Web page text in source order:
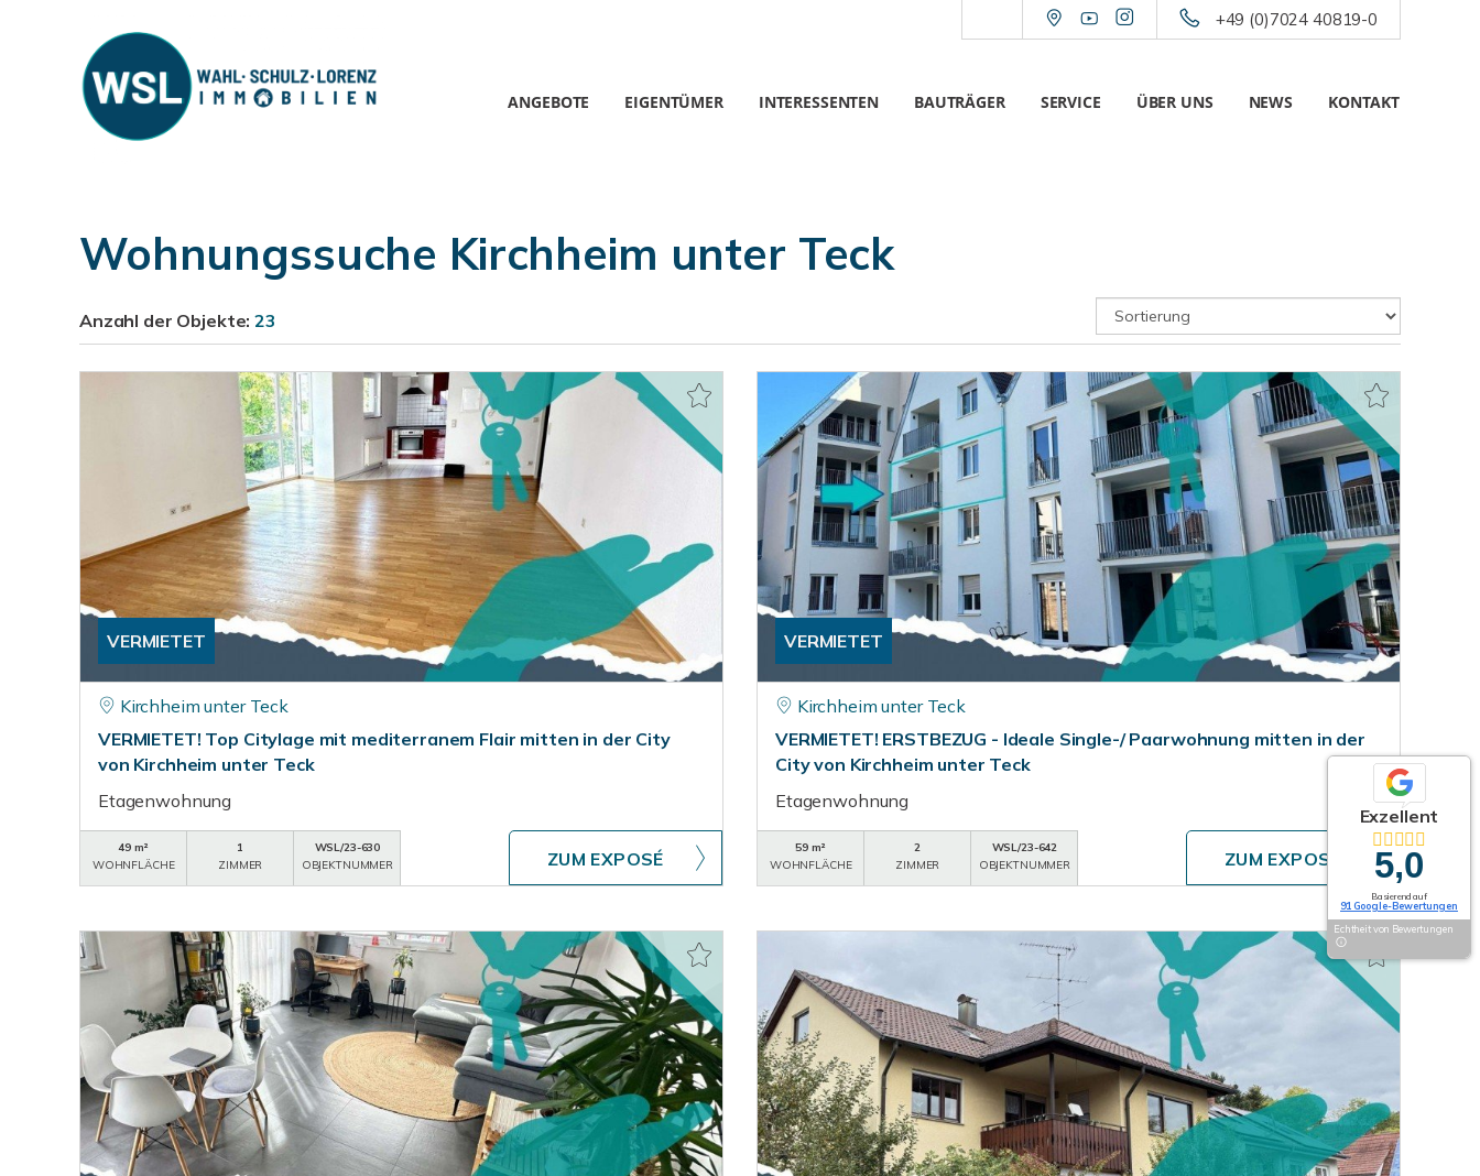
+49 (0)7024 40819-0
ANGEBOTE EIGENTÜMER INTERESSENTEN BAUTRÄGER SERVICE ÜBER UNS NEWS KONTAKT
Wohnungssuche Kirchheim unter Teck
Anzahl der Objekte:23
VERMIETET
Kirchheim unter Teck
VERMIETET! Top Citylage mit mediterranem Flair mitten in der City
von Kirchheim unter Teck
Etagenwohnung
49 m²
WOHNFLÄCHE
1
ZIMMER
WSL/23-630
OBJEKTNUMMER
ZUM EXPOSÉ
VERMIETET
Kirchheim unter Teck
VERMIETET! ERSTBEZUG - Ideale Single-/ Paarwohnung mitten in der
City von Kirchheim unter Teck
Etagenwohnung
59 m²
WOHNFLÄCHE
2
ZIMMER
WSL/23-642
OBJEKTNUMMER
ZUM EXPOSÉ
Exzellent
5,0
Basierend auf
91 Google-Bewertungen
Echtheit von Bewertungen